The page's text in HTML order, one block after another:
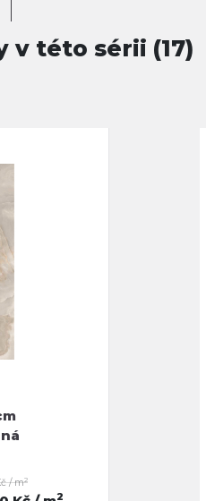
v této sérii (17)
/ m2
2